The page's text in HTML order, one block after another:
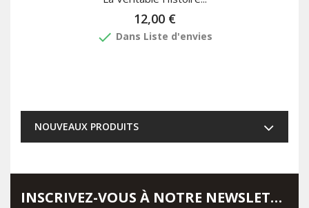
12,00 €
done Dans Liste d'envies
NOUVEAUX PRODUITS
INSCRIVEZ-VOUS À NOTRE NEWSLETTER